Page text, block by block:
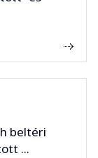
beltéri
...